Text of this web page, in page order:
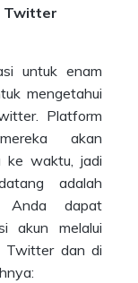
Twitter
untuk enam
mengetahui
Platform
akan
ke waktu, jadi
adalah
Anda dapat
akun melalui
Twitter dan di